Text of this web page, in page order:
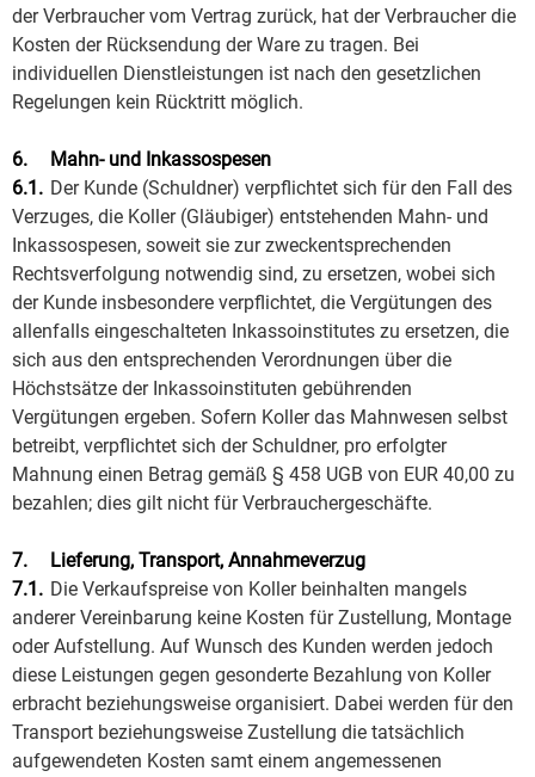
der Verbraucher vom Vertrag zurück, hat der Verbraucher die
Kosten der Rücksendung der Ware zu tragen. Bei
individuellen Dienstleistungen ist nach den gesetzlichen
Regelungen kein Rücktritt möglich.
6.
Mahn- und Inkassospesen
6.1. Der Kunde (Schuldner) verpflichtet sich für den Fall des
Verzuges, die Koller (Gläubiger) entstehenden Mahn- und
Inkassospesen, soweit sie zur zweckentsprechenden
Rechtsverfolgung notwendig sind, zu ersetzen, wobei sich
der Kunde insbesondere verpflichtet, die Vergütungen des
allenfalls eingeschalteten Inkassoinstitutes zu ersetzen, die
sich aus den entsprechenden Verordnungen über die
Höchstsätze der Inkassoinstituten gebührenden
Vergütungen ergeben. Sofern Koller das Mahnwesen selbst
betreibt, verpflichtet sich der Schuldner, pro erfolgter
Mahnung einen Betrag gemäß § 458 UGB von EUR 40,00 zu
bezahlen; dies gilt nicht für Verbrauchergeschäfte.
7.
Lieferung, Transport, Annahmeverzug
7.1. Die Verkaufspreise von Koller beinhalten mangels
anderer Vereinbarung keine Kosten für Zustellung, Montage
oder Aufstellung. Auf Wunsch des Kunden werden jedoch
diese Leistungen gegen gesonderte Bezahlung von Koller
erbracht beziehungsweise organisiert. Dabei werden für den
Transport beziehungsweise Zustellung die tatsächlich
aufgewendeten Kosten samt einem angemessenen